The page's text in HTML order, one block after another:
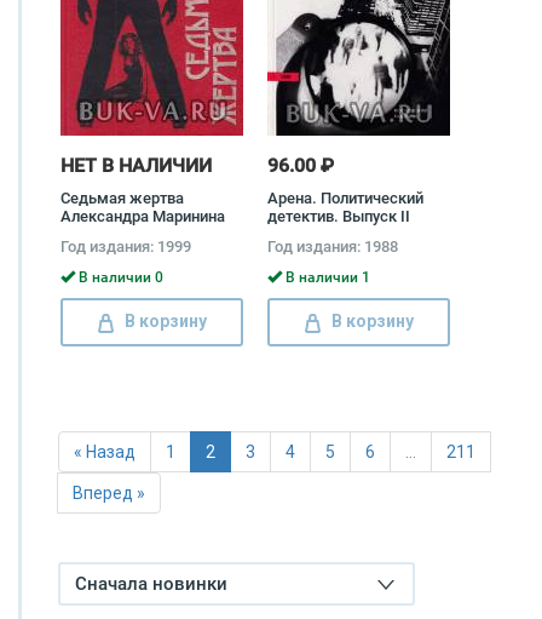
НЕТ В НАЛИЧИИ
Седьмая жертва
Александра Маринина
Год издания: 1999
В наличии 0
В корзину
96.00 ₽
Арена. Политический
детектив. Выпуск II
Джимми Гаррисон,
Виктор Черняк, Леонид
Юзефович
Год издания: 1988
В наличии 1
В корзину
« Назад 1 2 3 4 5 6 … 211
Вперед »
Сначала новинки